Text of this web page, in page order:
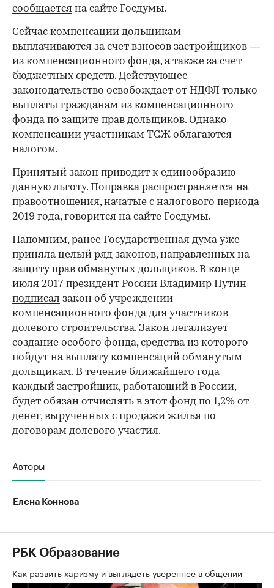
сообщается на сайте Госдумы.
Сейчас компенсации дольщикам
выплачиваются за счет взносов застройщиков —
из компенсационного фонда, а также за счет
бюджетных средств. Действующее
законодательство освобождает от НДФЛ только
выплаты гражданам из компенсационного
фонда по защите прав дольщиков. Однако
компенсации участникам ТСЖ облагаются
налогом.
Принятый закон приводит к единообразию
данную льготу. Поправка распространяется на
правоотношения, начатые с налогового периода
2019 года, говорится на сайте Госдумы.
Напомним, ранее Государственная дума уже
приняла целый ряд законов, направленных на
защиту прав обманутых дольщиков. В конце
июля 2017 президент России Владимир Путин
подписал закон об учреждении
компенсационного фонда для участников
долевого строительства. Закон легализует
создание особого фонда, средства из которого
пойдут на выплату компенсаций обманутым
дольщикам. В течение ближайшего года
каждый застройщик, работающий в России,
будет обязан отчислять в этот фонд по 1,2% от
денег, вырученных с продажи жилья по
договорам долевого участия.
Авторы
Елена Коннова
РБК Образование
Как развить харизму и выглядеть увереннее в общении